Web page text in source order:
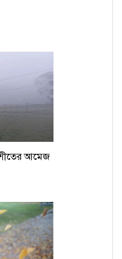
শীতের আমেজ